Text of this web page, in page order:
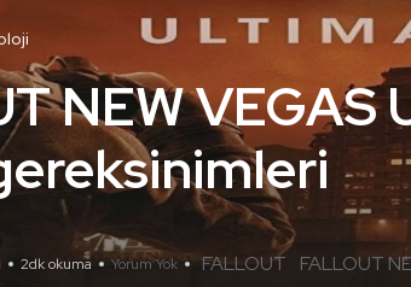
NEW VEGAS
2dk okuma Yorum Yok FALLOUT FALLOUT